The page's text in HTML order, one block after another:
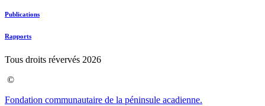
Publications
Rapports
Tous droits révervés 2026
©
Fondation communautaire de la péninsule acadienne.